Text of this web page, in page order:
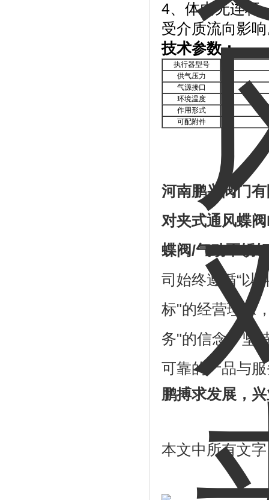
4、体内无连杆
受介质流向影
技术参数：
执行器型号
供气压力
气源接口
环境温度
作用形式
可配附件
河南鹏兴阀门
对夹式通风蝶阀
蝶阀/气动不锈
司始终遵循“以
标"的经营理念
务"的信念，坚
可靠的产品与
鹏搏求发展，
本文中所有文